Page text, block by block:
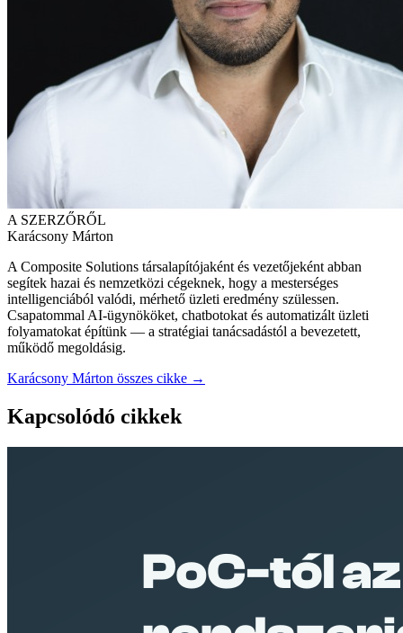
A SZERZŐRŐL
Karácsony Márton
A Composite Solutions társalapítójaként és vezetőjeként abban
segítek hazai és nemzetközi cégeknek, hogy a mesterséges
intelligenciából valódi, mérhető üzleti eredmény szülessen.
Csapatommal AI-ügynököket, chatbotokat és automatizált üzleti
folyamatokat építünk — a stratégiai tanácsadástól a bevezetett,
működő megoldásig.
Karácsony Márton összes cikke →
Kapcsolódó cikkek